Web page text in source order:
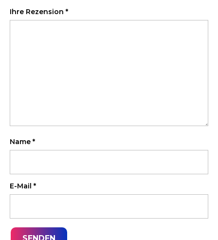
Ihre Rezension *
Name *
E-Mail *